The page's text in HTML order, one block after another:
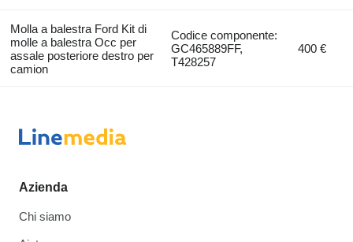
Molla a balestra Ford Kit di
molle a balestra Occ per
assale posteriore destro per
camion
Codice componente:
GC465889FF,
T428257
400 €
Azienda
Chi siamo